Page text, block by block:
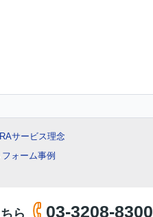
サービス理念
フォーム事例
ら 03-3208-8300